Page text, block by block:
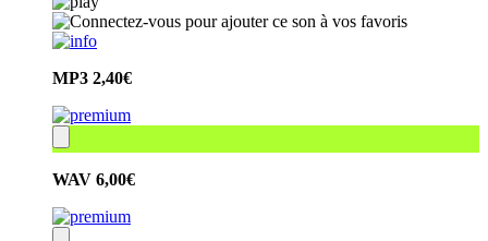
MP3 2,40€
WAV 6,00€